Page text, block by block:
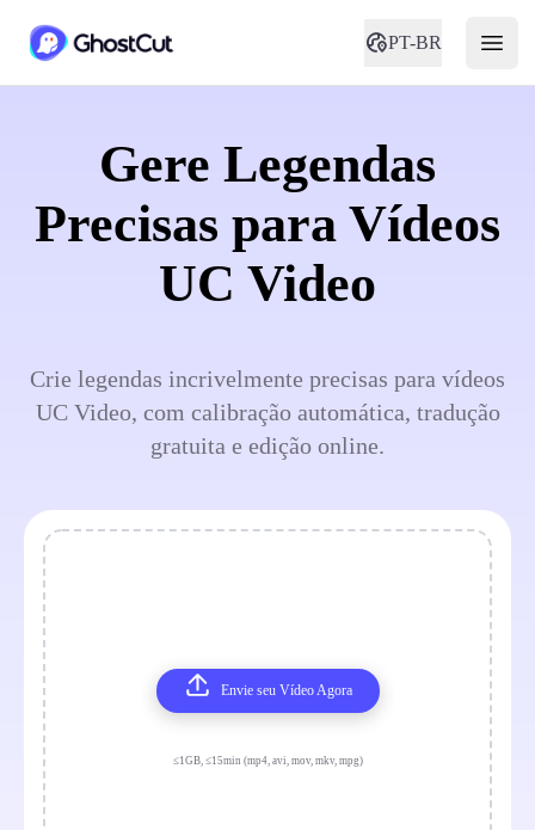
PT-BR
Gere Legendas
Precisas para Vídeos
UC Video
Crie legendas incrivelmente precisas para vídeos
UC Video, com calibração automática, tradução
gratuita e edição online.
Envie seu Vídeo Agora
≤1GB, ≤15min (mp4, avi, mov, mkv, mpg)